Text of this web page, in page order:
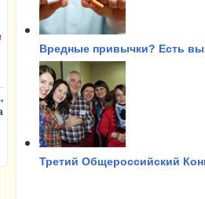
Вредные привычки? Есть
Третий Общероссийский